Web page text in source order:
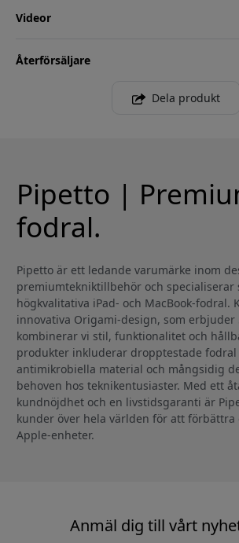
Videor
Återförsäljare
Dela produkt
Pipetto |
fodral.
Pipetto är ett ledande varumärke inom
premiumtekniktillbehör och specialiserar
högkvalitativa iPad- och MacBook-fodral.
innovativa Origami-design, som erbjuder
kombinerar vi stil, funktionalitet och
produkter inkluderar dropptestade
antimikrobiella material och mångsidig
behoven hos teknikentusiaster. Med ett
kundnöjdhet och en livstidsgaranti är
kunder över hela världen för att förbättra
Apple-enheter.
Anmäl dig till vårt